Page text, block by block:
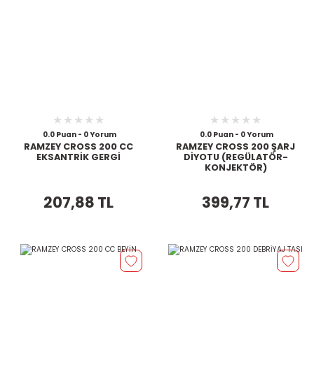
0.0 Puan - 0 Yorum
RAMZEY CROSS 200 CC
EKSANTRİK GERGİ
207,88 TL
0.0 Puan - 0 Yorum
RAMZEY CROSS 200 ŞARJ
DİYOTU (REGÜLATÖR-
KONJEKTÖR)
399,77 TL